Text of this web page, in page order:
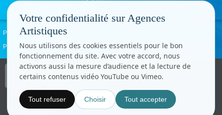
Politique de confidentialité
Paramètres cookies
Copyright © CC.Comunication
Tous droits réservés
Votre confidentialité sur Agences
Artistiques
Nous utilisons des cookies essentiels pour le bon
fonctionnement du site. Avec votre accord, nous
activons aussi la mesure d’audience et la lecture de
certains contenus vidéo YouTube ou Vimeo.
Tout refuser Choisir Tout accepter